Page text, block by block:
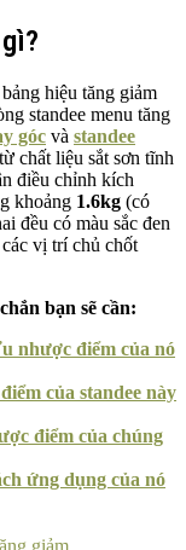
hiệu tăng giảm
standee menu tăng
góc và standee
chất liệu sắt sơn tĩnh
điều chỉnh kích
khoảng 1.6kg (có
đều có màu sắc đen
vị trí chủ chốt
bạn sẽ cần:
nhược điểm của nó
của standee này
điểm của chúng
ứng dụng của nó